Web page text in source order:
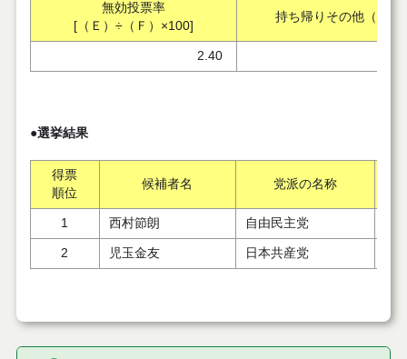
無効投票率
[（Ｅ）÷（Ｆ）×100]
持ち帰りその他（Ｇ）
2.40
●選挙結果
得票
順位
候補者名 党派の名称
1 西村節朗 自由民主党
2 児玉金友 日本共産党